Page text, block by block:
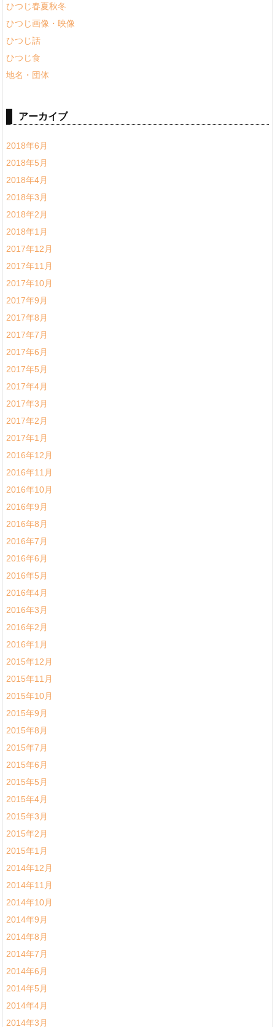
ひつじ春夏秋冬
ひつじ画像・映像
ひつじ話
ひつじ食
地名・団体
アーカイブ
2018年6月
2018年5月
2018年4月
2018年3月
2018年2月
2018年1月
2017年12月
2017年11月
2017年10月
2017年9月
2017年8月
2017年7月
2017年6月
2017年5月
2017年4月
2017年3月
2017年2月
2017年1月
2016年12月
2016年11月
2016年10月
2016年9月
2016年8月
2016年7月
2016年6月
2016年5月
2016年4月
2016年3月
2016年2月
2016年1月
2015年12月
2015年11月
2015年10月
2015年9月
2015年8月
2015年7月
2015年6月
2015年5月
2015年4月
2015年3月
2015年2月
2015年1月
2014年12月
2014年11月
2014年10月
2014年9月
2014年8月
2014年7月
2014年6月
2014年5月
2014年4月
2014年3月